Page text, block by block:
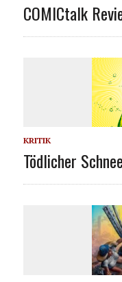
COMICtalk
KRITIK
Tödlicher